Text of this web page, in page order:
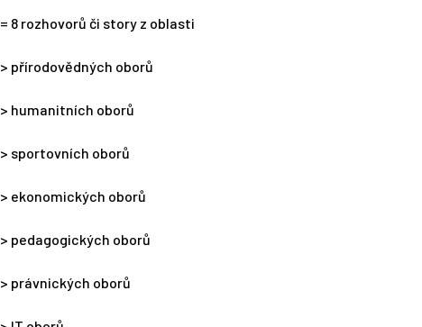
= 8 rozhovorů či story z oblasti
> přírodovědných oborů
> humanitních oborů
> sportovních oborů
> ekonomických oborů
> pedagogických oborů
> právnických oborů